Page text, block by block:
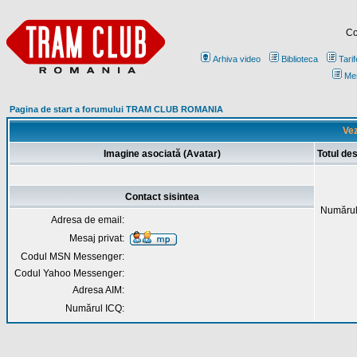
Arhiva video Biblioteca
Pagina de start a forumului TRAM CLUB ROMANIA
Imagine asociată (Avatar) Totul
Contact sisintea
Adresa de email:
Mesaj privat:
Codul MSN Messenger:
Codul Yahoo Messenger:
Adresa AIM:
Numărul ICQ: